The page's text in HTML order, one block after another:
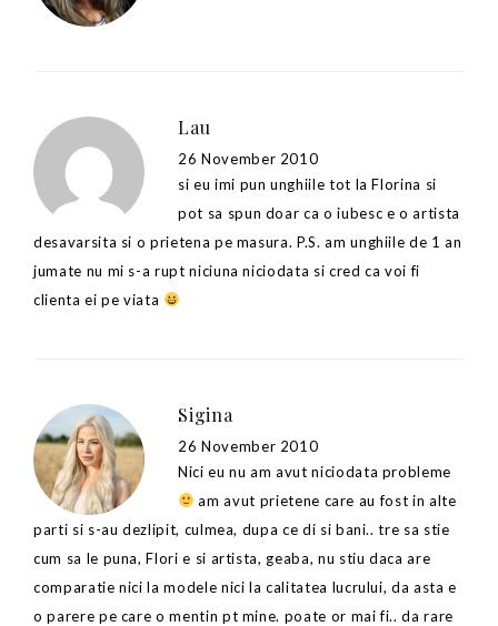
Lau
26 November 2010
si eu imi pun unghiile tot la Florina si
pot sa spun doar ca o iubesc e o artista
desavarsita si o prietena pe masura. P.S. am unghiile de 1 an
jumate nu mi s-a rupt niciuna niciodata si cred ca voi fi
clienta ei pe viata
Sigina
26 November 2010
Nici eu nu am avut niciodata probleme
am avut prietene care au fost in alte
parti si s-au dezlipit, culmea, dupa ce di si bani.. tre sa stie
cum sa le puna, Flori e si artista, geaba, nu stiu daca are
comparatie nici la modele nici la calitatea lucrului, da asta e
o parere pe care o mentin pt mine. poate or mai fi.. da rare